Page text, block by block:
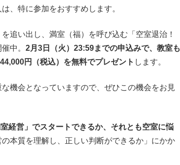
、特に参加をおすすめします。
追い出し、満室（福）を呼び込む「空室退治！
中。 2月3日（火）23:59までの申込みで、教室も
円（税込）を無料でプレゼント します。
機会となっていますので、ぜひこの機会をお見
経営」でスタートできるか、それとも空室に悩
本質を理解し、正しい判断ができるか」にかか